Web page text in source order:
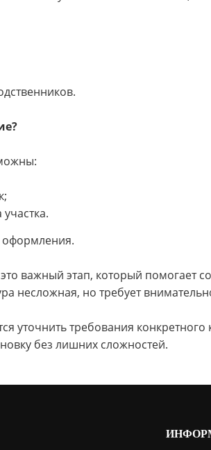
оформления.
важный этап, который помогает
несложная, но требует
уточнить требования
без лишних сложностей.